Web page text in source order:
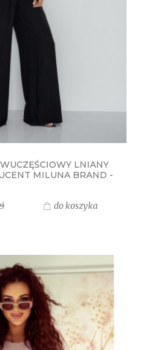
LNIANY
MILUNA BRAND -
do koszyka